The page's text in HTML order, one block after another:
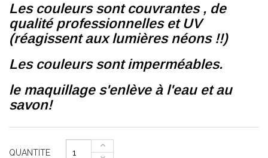
Les couleurs sont couvrantes , de
qualité professionnelles et UV
(réagissent aux lumières néons !!)
Les couleurs sont imperméables.
le maquillage s'enlève à l'eau et au
savon!
QUANTITE